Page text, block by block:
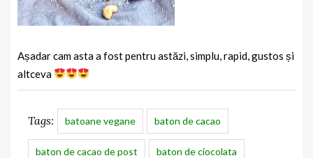
Așadar cam asta a fost pentru astăzi, simplu, rapid, gustos și
altceva
Tags: batoane vegane baton de cacao
baton de cacao de post baton de ciocolata